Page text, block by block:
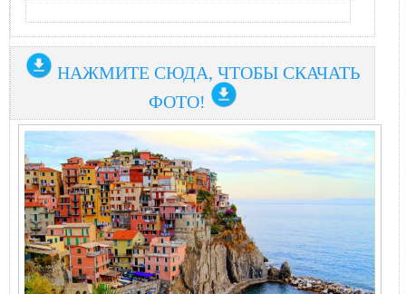
НАЖМИТЕ СЮДА, ЧТОБЫ СКАЧАТЬ
ФОТО!